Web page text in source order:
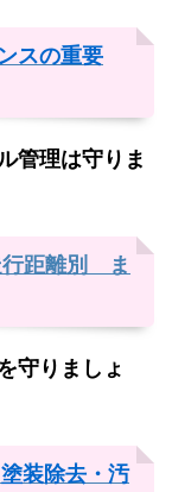
スの重要
管理は守りま
距離別 ま
守りましょ
装除去・汚